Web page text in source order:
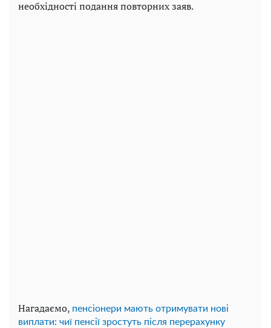
необхідності подання повторних заяв.
Нагадаємо, пенсіонери мають отримувати нові
виплати: чиї пенсії зростуть після перерахунку